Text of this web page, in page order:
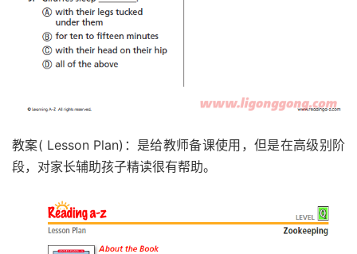
教案( Lesson Plan)：是给教师备课使用，但是在高级别阶
段，对家长辅助孩子精读很有帮助。